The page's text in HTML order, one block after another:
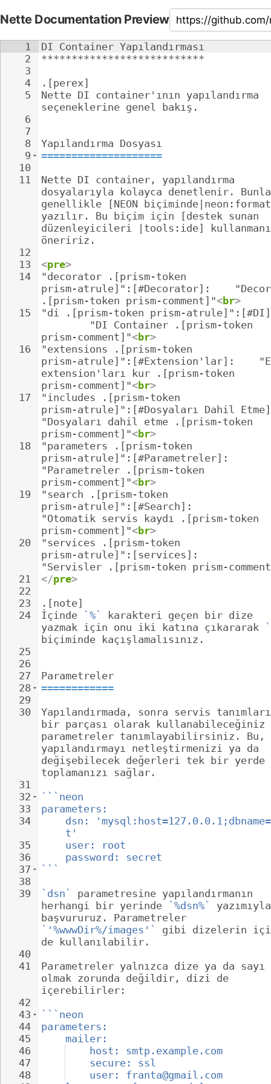
Nette Documentation Preview
1
2
3
4
5
6
7
8
9
10
11
12
13
14
15
16
17
18
19
20
21
22
23
24
25
26
27
28
29
30
31
32
33
34
35
36
37
38
39
40
41
42
43
44
45
46
47
48
DI Container Yapılandırması
***************************
.[perex]
Nette DI container'ının yapılandırma
seçeneklerine genel bakış.
Yapılandırma Dosyası
====================
Nette DI container, yapılandırma
dosyalarıyla kolayca denetlenir.
genellikle [NEON
yazılır. Bu biçim için [destek sunan
düzenleyicileri |tools:ide]
öneririz.
<pre>
"decorator .[prism-token
prism-atrule]":[#Decorator]:
.[prism-token prism-comment]"<br>
"di .[prism-token prism-
"DI Container .[prism-token
prism-comment]"<br>
"extensions .[prism-token
prism-atrule]":[#Extension'lar]:
extension'ları kur .[prism-token
prism-comment]"<br>
"includes .[prism-token
prism-atrule]":[#Dosyaları Dahil
"Dosyaları dahil etme .[prism-token
prism-comment]"<br>
"parameters .[prism-token
prism-atrule]":[#Parametreler]:
"Parametreler .[prism-token
prism-comment]"<br>
"search .[prism-token
prism-atrule]":[#Search]:
"Otomatik servis kaydı .[prism-token
prism-comment]"<br>
"services .[prism-token
prism-atrule]":[services]:
"Servisler .[prism-token prism-
</pre>
.[note]
İçinde
`%`
karakteri geçen bir dize
yazmak için onu iki katına çıkararak
biçiminde kaçışlamalısınız.
Parametreler
============
Yapılandırmada, sonra servis
bir parçası olarak kullanabileceğiniz
parametreler tanımlayabilirsiniz. Bu,
yapılandırmayı netleştirmenizi ya da
değişebilecek değerleri tek bir yerde
toplamanızı sağlar.
```neon
parameters:
dsn:
t'
user: root
password: secret
```
`dsn`
parametresine yapılandırmanın
herhangi bir yerinde
`%dsn%`
başvururuz. Parametreler
`'%wwwDir%/images'`
gibi dizelerin
de kullanılabilir.
Parametreler yalnızca dize ya da sayı
olmak zorunda değildir, dizi de
içerebilirler:
```neon
parameters:
mailer:
host: smtp.example.com
secure: ssl
user: franta@gmail.com